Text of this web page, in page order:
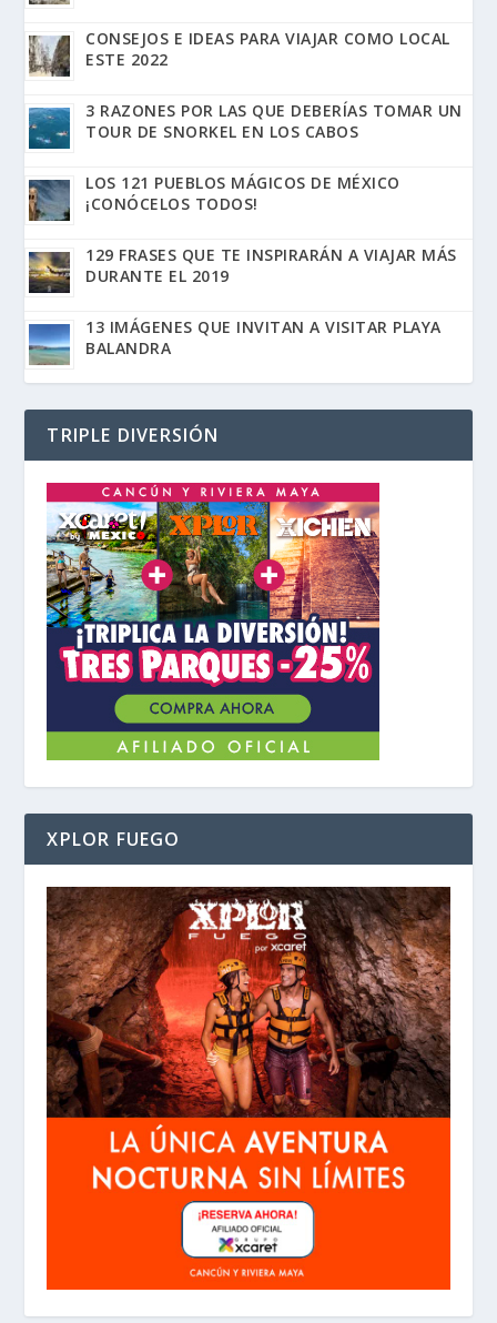
CONSEJOS E IDEAS PARA VIAJAR COMO LOCAL
ESTE 2022
3 RAZONES POR LAS QUE DEBERÍAS TOMAR UN
TOUR DE SNORKEL EN LOS CABOS
LOS 121 PUEBLOS MÁGICOS DE MÉXICO
¡CONÓCELOS TODOS!
129 FRASES QUE TE INSPIRARÁN A VIAJAR MÁS
DURANTE EL 2019
13 IMÁGENES QUE INVITAN A VISITAR PLAYA
BALANDRA
TRIPLE DIVERSIÓN
XPLOR FUEGO